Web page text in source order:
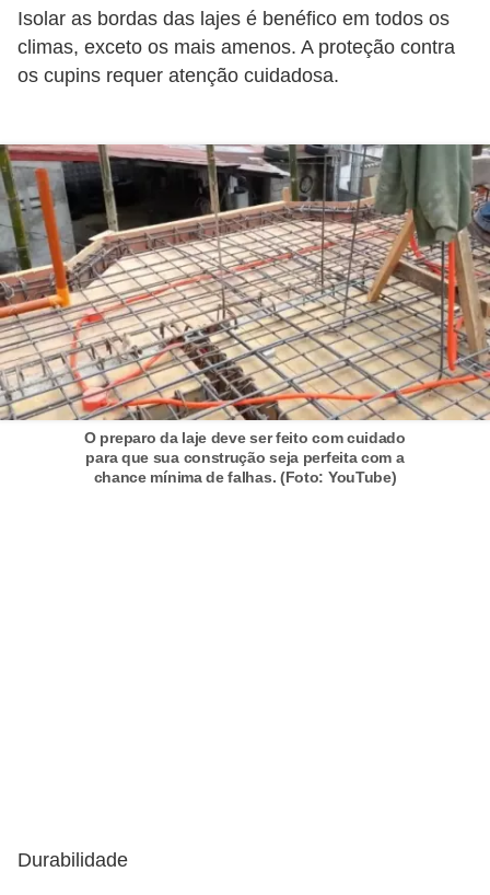
Isolar as bordas das lajes é benéfico em todos os
climas, exceto os mais amenos. A proteção contra
os cupins requer atenção cuidadosa.
O preparo da laje deve ser feito com cuidado
para que sua construção seja perfeita com a
chance mínima de falhas. (Foto: YouTube)
Durabilidade